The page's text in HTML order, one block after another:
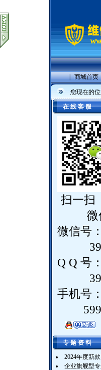
| 商城首页
您现在的位
在 线 客 服
扫一扫
微
微信号
Q Q 号
手机号
专 题 资 料
2024年度新
企业旗舰型